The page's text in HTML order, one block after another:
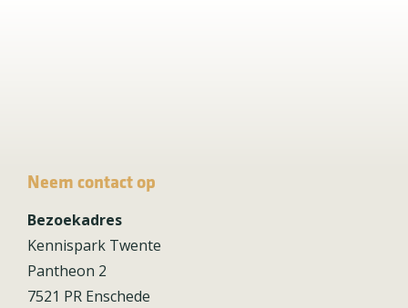
Neem contact op
Bezoekadres
Kennispark Twente
Pantheon 2
7521 PR Enschede